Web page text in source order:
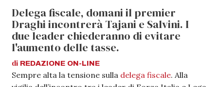
Delega fiscale, domani il premier
Draghi incontrerà Tajani e Salvini. I
due leader chiederanno di evitare
l'aumento delle tasse.
di REDAZIONE ON-LINE
Sempre alta la tensione sulla delega fiscale. Alla